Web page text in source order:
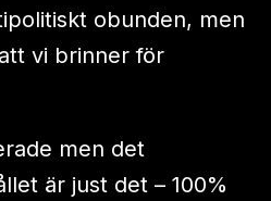
obunden, men
vi brinner för
men det
är just det – 100%